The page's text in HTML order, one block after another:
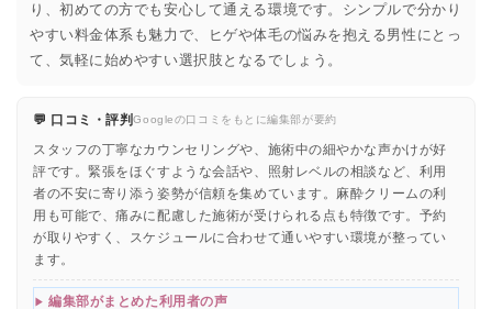
り、初めての方でも安心して通える環境です。シンプルで分かり
やすい料金体系も魅力で、ヒゲや体毛の悩みを抱える男性にとっ
て、気軽に始めやすい選択肢となるでしょう。
💬 口コミ・評判Googleの口コミをもとに編集部が要約
スタッフの丁寧なカウンセリングや、施術中の細やかな声かけが好
評です。緊張をほぐすような会話や、照射レベルの相談など、利用
者の不安に寄り添う姿勢が信頼を集めています。麻酔クリームの利
用も可能で、痛みに配慮した施術が受けられる点も特徴です。予約
が取りやすく、スケジュールに合わせて通いやすい環境が整ってい
ます。
編集部がまとめた利用者の声